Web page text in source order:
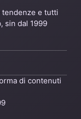
e tutti
sin dal 1999
di contenuti